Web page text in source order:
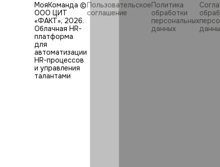
МояКоманда ©
ООО ЦИТ
«ФАКТ», 2026.
Облачная HR-
платформа
для
автоматизации
HR⁠-⁠процессов
и управления
талантами
Пользовательское
соглашение
Политика
обработки
персональных
данных